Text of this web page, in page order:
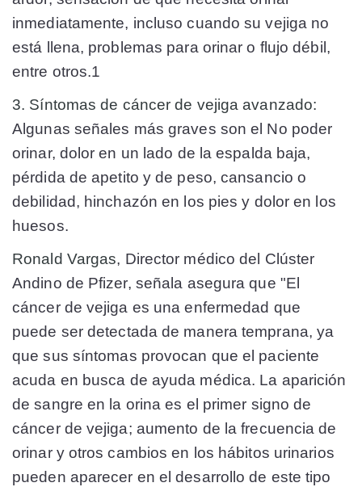
inmediatamente, incluso cuando su vejiga no
está llena, problemas para orinar o flujo débil,
entre otros.1
3. Síntomas de cáncer de vejiga avanzado:
Algunas señales más graves son el No poder
orinar, dolor en un lado de la espalda baja,
pérdida de apetito y de peso, cansancio o
debilidad, hinchazón en los pies y dolor en los
huesos.
Ronald Vargas, Director médico del Clúster
Andino de Pfizer, señala asegura que "El
cáncer de vejiga es una enfermedad que
puede ser detectada de manera temprana, ya
que sus síntomas provocan que el paciente
acuda en busca de ayuda médica. La aparición
de sangre en la orina es el primer signo de
cáncer de vejiga; aumento de la frecuencia de
orinar y otros cambios en los hábitos urinarios
pueden aparecer en el desarrollo de este tipo